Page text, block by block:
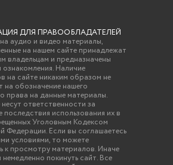
ДЛЯ ПРАВООБЛАДАТЕЛЕЙ
аудио и видео материалы,
на нашем сайте принадлежат
владельцам и предназначены
ознакомления. Наличие
на сайте никаким образом не
на обозначение нашего
права на данные материалы.
ответственности за
использования их в
Уголовным Кодексом
Федерации. Если вы соглашаетесь
условиями, то можете
к просмотру материалов. Иначе
покинуть сайт. Все